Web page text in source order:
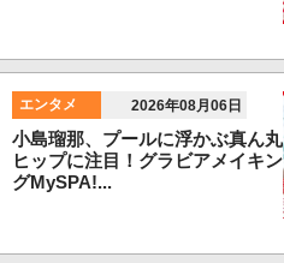
エンタメ 2026年08月06日
小島瑠那、プールに浮かぶ真ん丸
ヒップに注目！グラビアメイキン
グMySPA!...